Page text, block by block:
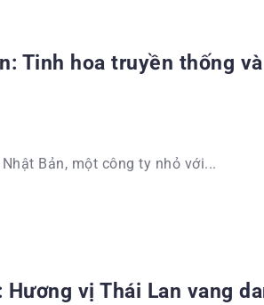
Tinh hoa truyền thống
Bản, một công ty nhỏ với...
Hương vị Thái Lan vang